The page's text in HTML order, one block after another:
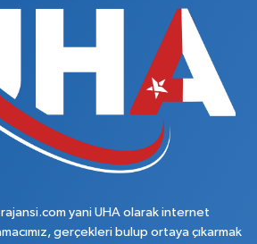
yani UHA olarak internet
gerçekleri bulup ortaya çıkarmak